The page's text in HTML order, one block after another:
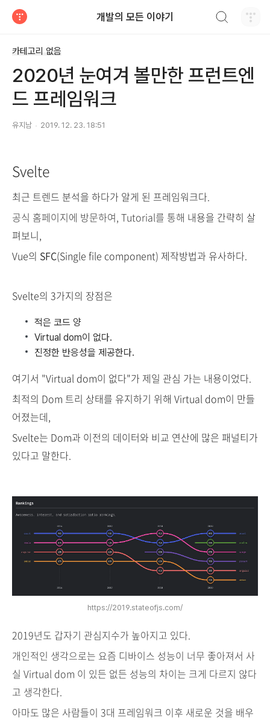
개발의 모든 이야기
카테고리 없음
2020년 눈여겨 볼만한 프런트엔
드 프레임워크
유지남 2019. 12. 23. 18:51
Svelte
최근 트렌드 분석을 하다가 알게 된 프레임워크다.
공식 홈페이지에 방문하여, Tutorial를 통해 내용을 간략히 살
펴보니,
Vue의 SFC(Single file component) 제작방법과 유사하다.
Svelte의 3가지의 장점은
적은 코드 양
Virtual dom이 없다.
진정한 반응성을 제공한다.
여기서 "Virtual dom이 없다"가 제일 관심 가는 내용이었다.
최적의 Dom 트리 상태를 유지하기 위해 Virtual dom이 만들
어졌는데,
Svelte는 Dom과 이전의 데이터와 비교 연산에 많은 패널티가
있다고 말한다.
https://2019.stateofjs.com/
2019년도 갑자기 관심지수가 높아지고 있다.
개인적인 생각으로는 요즘 디바이스 성능이 너무 좋아져서 사
실 Virtual dom 이 있든 없든 성능의 차이는 크게 다르지 않다
고 생각한다.
아마도 많은 사람들이 3대 프레임워크 이후 새로운 것을 배우